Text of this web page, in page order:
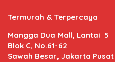
Termurah & Terpercaya
Mangga Dua Mall, Lantai 5
Blok C, No.61-62
Sawah Besar, Jakarta Pusat